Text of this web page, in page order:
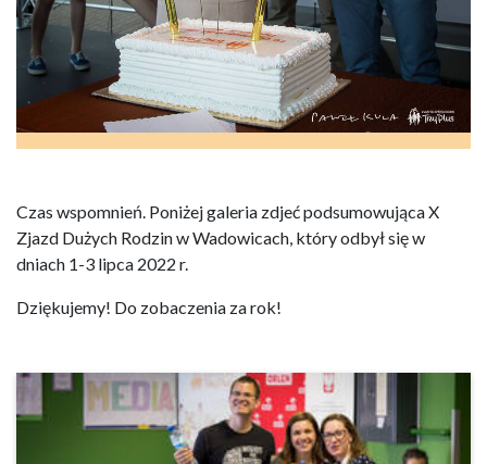
Czas wspomnień. Poniżej galeria zdjeć podsumowująca X
Zjazd Dużych Rodzin w Wadowicach, który odbył się w
dniach 1-3 lipca 2022 r.
Dziękujemy! Do zobaczenia za rok!